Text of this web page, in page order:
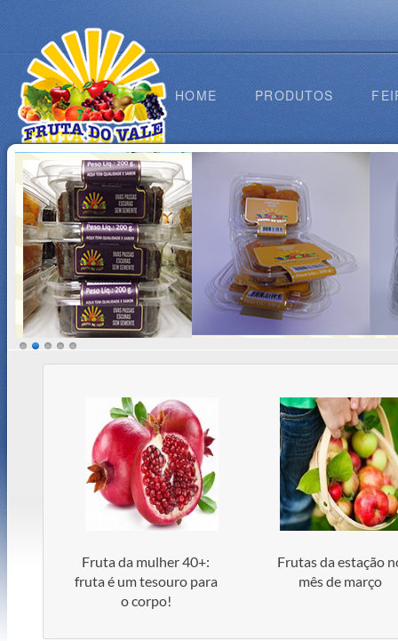
HOME PRODUTOS
Fruta da mulher 40+:
fruta é um tesouro para
o corpo!
Frutas da estação
mês de março